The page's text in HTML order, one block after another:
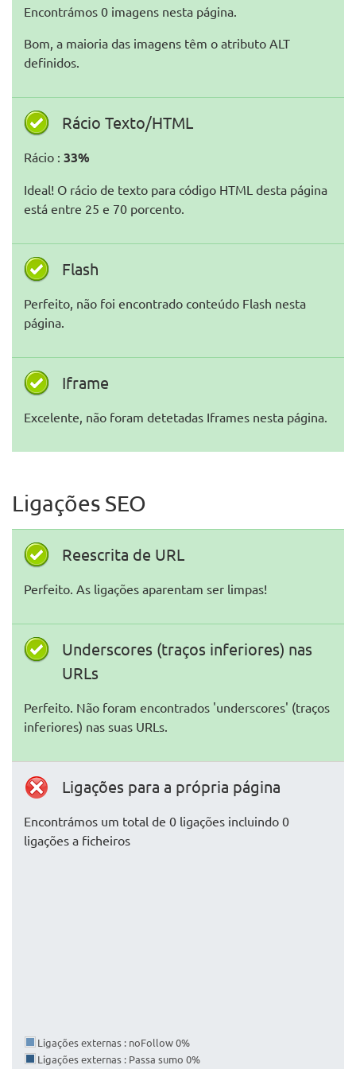
Encontrámos 0 imagens nesta página.
Bom, a maioria das imagens têm o atributo ALT
definidos.
Rácio Texto/HTML
Rácio : 33%
Ideal! O rácio de texto para código HTML desta página
está entre 25 e 70 porcento.
Flash
Perfeito, não foi encontrado conteúdo Flash nesta
página.
Iframe
Excelente, não foram detetadas Iframes nesta página.
Ligações SEO
Reescrita de URL
Perfeito. As ligações aparentam ser limpas!
Underscores (traços inferiores) nas
URLs
Perfeito. Não foram encontrados 'underscores' (traços
inferiores) nas suas URLs.
Ligações para a própria página
Encontrámos um total de 0 ligações incluindo 0
ligações a ficheiros
Ligações externas : noFollow 0%
Ligações externas : Passa sumo 0%